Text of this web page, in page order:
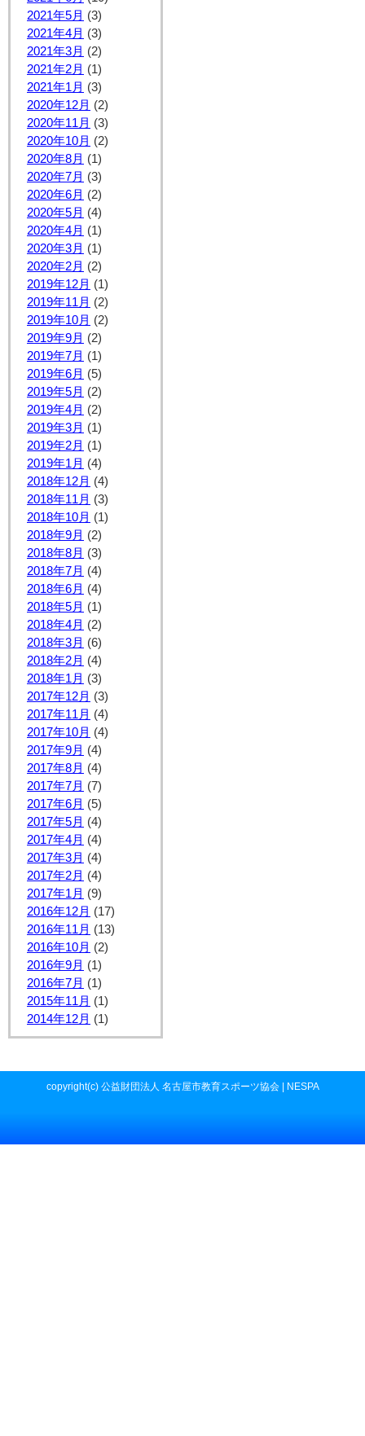
2021年5月 (3)
2021年4月 (3)
2021年3月 (2)
2021年2月 (1)
2021年1月 (3)
2020年12月 (2)
2020年11月 (3)
2020年10月 (2)
2020年8月 (1)
2020年7月 (3)
2020年6月 (2)
2020年5月 (4)
2020年4月 (1)
2020年3月 (1)
2020年2月 (2)
2019年12月 (1)
2019年11月 (2)
2019年10月 (2)
2019年9月 (2)
2019年7月 (1)
2019年6月 (5)
2019年5月 (2)
2019年4月 (2)
2019年3月 (1)
2019年2月 (1)
2019年1月 (4)
2018年12月 (4)
2018年11月 (3)
2018年10月 (1)
2018年9月 (2)
2018年8月 (3)
2018年7月 (4)
2018年6月 (4)
2018年5月 (1)
2018年4月 (2)
2018年3月 (6)
2018年2月 (4)
2018年1月 (3)
2017年12月 (3)
2017年11月 (4)
2017年10月 (4)
2017年9月 (4)
2017年8月 (4)
2017年7月 (7)
2017年6月 (5)
2017年5月 (4)
2017年4月 (4)
2017年3月 (4)
2017年2月 (4)
2017年1月 (9)
2016年12月 (17)
2016年11月 (13)
2016年10月 (2)
2016年9月 (1)
2016年7月 (1)
2015年11月 (1)
2014年12月 (1)
copyright(c) 公益財団法人 名古屋市教育スポーツ協会 | NESPA